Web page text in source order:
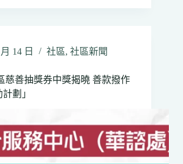
14 日 社區, 社區新聞
慈善抽獎券中獎揭曉 善款撥作
劃」